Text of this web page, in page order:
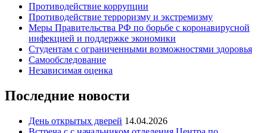
Противодействие коррупции
Противодействие терроризму и экстремизму
Меры Правительства РФ по борьбе с коронавирусной
инфекцией и поддержке экономики
Студентам с ограниченными возможностями здоровья
Самообследование
Независимая оценка
Последние новости
День открытых дверей 14.04.2026